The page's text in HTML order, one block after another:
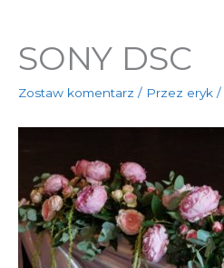
SONY DSC
Zostaw komentarz / Przez eryk /